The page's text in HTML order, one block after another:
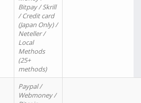
Bitpay / Skrill
/ Credit card
(Japan Only) /
Neteller /
Local
Methods
(25+
methods)
Paypal /
Webmoney /